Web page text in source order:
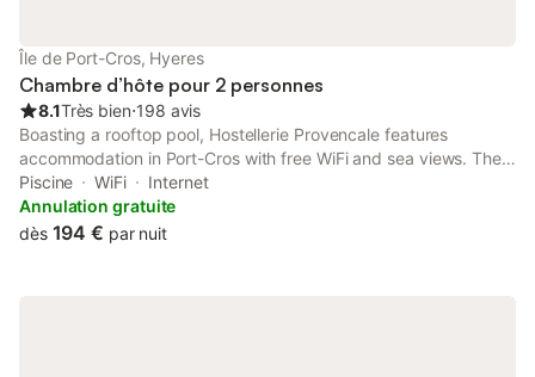
Île de Port-Cros, Hyeres
Chambre d’hôte pour 2 personnes
8.1Très bien⋅198 avis
Boasting a rooftop pool, Hostellerie Provencale features
accommodation in Port-Cros with free WiFi and sea views. The
bed and breakfast has family rooms. The units in the bed and
breakfast are equipped with a kettle.
Piscine WiFi
Internet
Annulation gratuite
dès 194 € par nuit